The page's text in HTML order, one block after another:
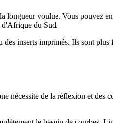
longueur voulue. Vous pouvez
d'Afrique du Sud.
inserts imprimés. Ils sont plus
nécessite de la réflexion et des